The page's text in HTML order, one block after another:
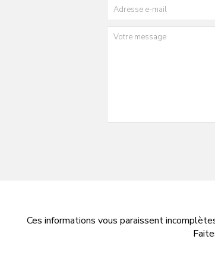
Ces informations vous paraissent